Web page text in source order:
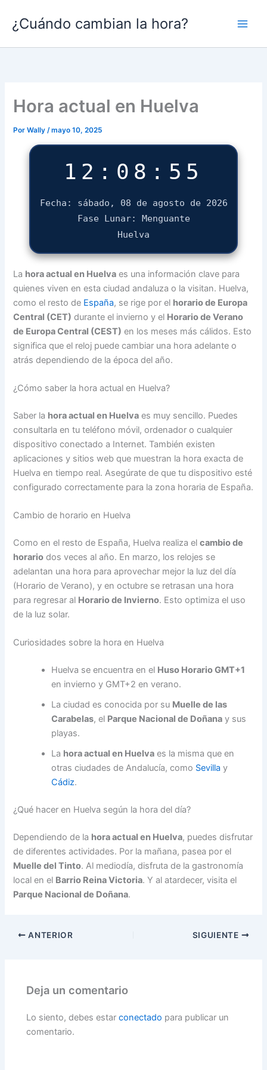
contenido
¿Cuándo cambian la hora?
Hora actual en Huelva
PorWally/mayo 10, 2025
12:08:56
Fecha: sábado, 08 de agosto de 2026
Fase Lunar: Menguante
Huelva
La hora actual en Huelva es una información clave para
quienes viven en esta ciudad andaluza o la visitan. Huelva,
como el resto de España, se rige por el horario de Europa
Central (CET) durante el invierno y el Horario de Verano
de Europa Central (CEST) en los meses más cálidos. Esto
significa que el reloj puede cambiar una hora adelante o
atrás dependiendo de la época del año.
¿Cómo saber la hora actual en Huelva?
Saber la hora actual en Huelva es muy sencillo. Puedes
consultarla en tu teléfono móvil, ordenador o cualquier
dispositivo conectado a Internet. También existen
aplicaciones y sitios web que muestran la hora exacta de
Huelva en tiempo real. Asegúrate de que tu dispositivo esté
configurado correctamente para la zona horaria de España.
Cambio de horario en Huelva
Como en el resto de España, Huelva realiza elcambio de
horario dos veces al año. En marzo, los relojes se
adelantan una hora para aprovechar mejor la luz del día
(Horario de Verano), y en octubre se retrasan una hora
para regresar al Horario de Invierno. Esto optimiza el uso
de la luz solar.
Curiosidades sobre la hora en Huelva
Huelva se encuentra en el Huso Horario GMT+1
en invierno y GMT+2 en verano.
La ciudad es conocida por su Muelle de las
Carabelas, el Parque Nacional de Doñana y sus
playas.
La hora actual en Huelva es la misma que en
otras ciudades de Andalucía, como Sevilla y
Cádiz.
¿Qué hacer en Huelva según la hora del día?
Dependiendo de la hora actual en Huelva, puedes disfrutar
de diferentes actividades. Por la mañana, pasea por el
Muelle del Tinto. Al mediodía, disfruta de la gastronomía
local en el Barrio Reina Victoria. Y al atardecer, visita el
Parque Nacional de Doñana.
ANTERIOR SIGUIENTE
Deja un comentario
Lo siento, debes estarconectado para publicar un
comentario.